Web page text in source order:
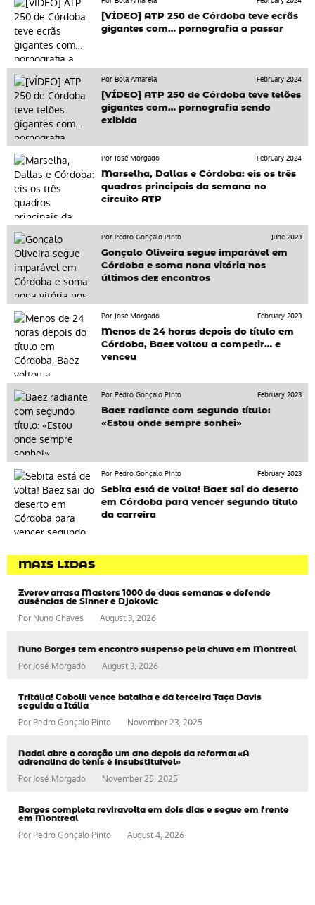
[VÍDEO] ATP 250 de Córdoba teve ecrãs
gigantes com… pornografia a passar
Por Bola Amarela
February 2024
[VÍDEO] ATP 250 de Córdoba teve telões
gigantes com… pornografia sendo
exibida
Por José Morgado
February 2024
Marselha, Dallas e Córdoba: eis os três
quadros principais da semana no
circuito ATP
Por Pedro Gonçalo Pinto
June 2023
Gonçalo Oliveira segue imparável em
Córdoba e soma nona vitória nos
últimos dez encontros
Por José Morgado
February 2023
Menos de 24 horas depois do título em
Córdoba, Baez voltou a competir… e
venceu
Por Pedro Gonçalo Pinto
February 2023
Baez radiante com segundo título:
«Estou onde sempre sonhei»
Por Pedro Gonçalo Pinto
February 2023
Sebita está de volta! Baez sai do deserto
em Córdoba para vencer segundo título
da carreira
MAIS LIDAS
Zverev arrasa Masters 1000 de duas semanas e defende
ausências de Sinner e Djokovic
PorNuno Chaves August 3, 2026
Nuno Borges tem encontro suspenso pela chuva em Montreal
Por José Morgado August 3, 2026
Tritália! Cobolli vence batalha e dá terceira Taça Davis
seguida a Itália
PorPedro Gonçalo Pinto November 23, 2025
Nadal abre o coração um ano depois da reforma: «A
adrenalina do ténis é insubstituível»
Por José Morgado November 25, 2025
Borges completa reviravolta em dois dias e segue em frente
em Montreal
PorPedro Gonçalo Pinto August 4, 2026